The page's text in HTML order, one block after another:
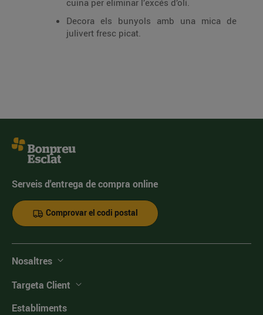
cuina per eliminar l’excés d’oli.
Decora els bunyols amb una mica de
julivert fresc picat.
Serveis d'entrega de compra online
Comprovar el codi postal
Nosaltres
Targeta Client
Establiments